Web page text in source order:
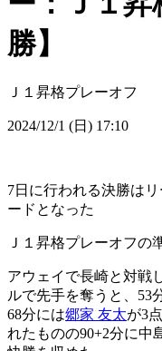
勝】
Ｊ１昇格プレーオフ
2024/12/1 (日) 17:10
7日に行われる決勝は
ードとなった
Ｊ１昇格プレーオフの
アウェイで長崎と対戦
ルで先手を奪うと、53
68分には郷家 友太が3
れたものの90+2分に中